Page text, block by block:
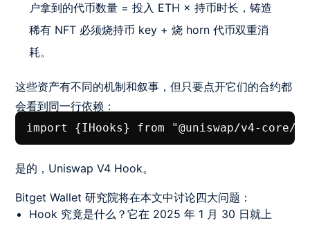
户拿到的代币数量 = 投入 ETH × 持币时长，铸造
稀有 NFT 必须烧持币 key + 烧 horn 代币双重消
耗。
这些资产有不同的机制和叙事，但只要点开它们的合约都
会看到同一行依赖：
import {IHooks} from "@uniswap/v4-
是的，Uniswap V4 Hook。
Bitget Wallet 研究院将在本文中讨论四大问题：
Hook 究竟是什么？它在 2025 年 1 月 30 日就上